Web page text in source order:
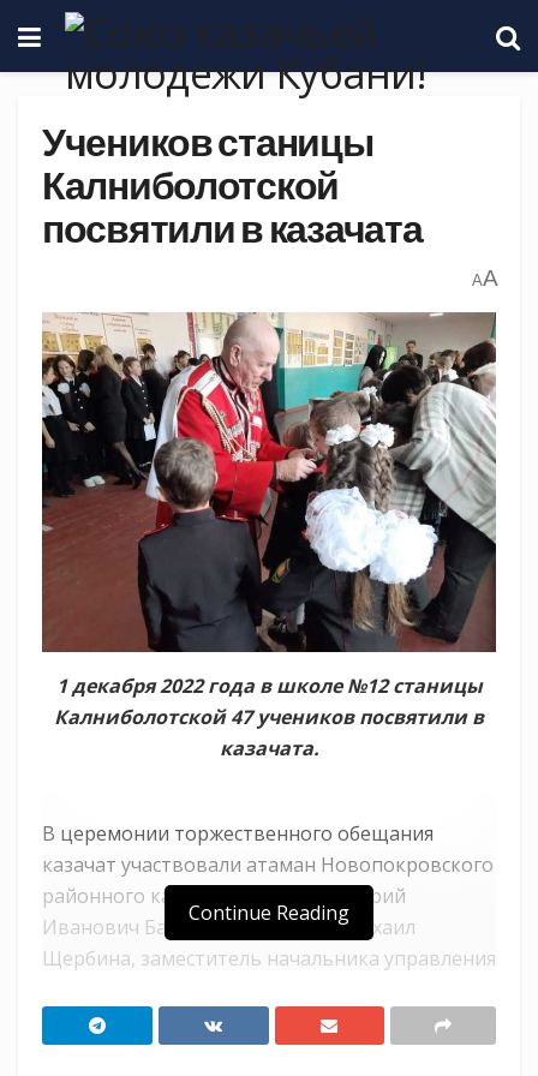
Учеников станицы
Калниболотской
посвятили в казачата
AA
1 декабря 2022 года в школе №12 станицы
Калниболотской 47 учеников посвятили в
казачата.
В церемонии торжественного обещания
казачат участвовали атаман Новопокровского
районного казачьего общества Юрий
Иванович Бакачёв, священник Михаил
Щербина, заместитель начальника управления
атаман Калниболотского хуторского казачьего
общества Николай Алексеевич Романчук,
Continue Reading